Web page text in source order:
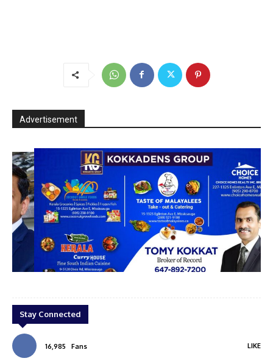
Advertisement
Stay Connected
16,985 Fans LIKE